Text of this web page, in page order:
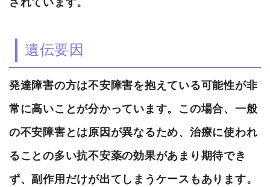
遺伝要因
発達障害の方は不安障害を抱えている可能性が非
常に高いことが分かっています。この場合、一般
の不安障害とは原因が異なるため、治療に使われ
ることの多い抗不安薬の効果があまり期待でき
ず、副作用だけが出てしまうケースもあります。